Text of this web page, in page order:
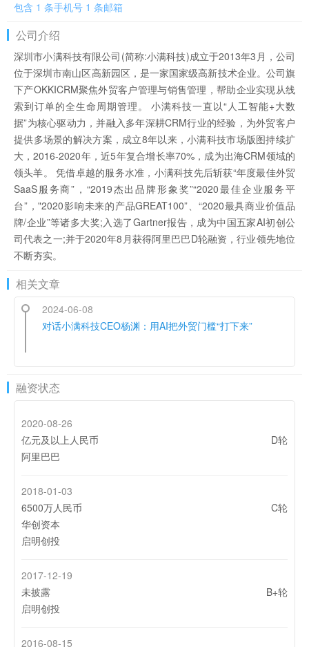
包含 1 条手机号 1 条邮箱
公司介绍
深圳市小满科技有限公司(简称:小满科技)成立于2013年3月，公司
位于深圳市南山区高新园区，是一家国家级高新技术企业。公司旗
下产OKKICRM聚焦外贸客户管理与销售管理，帮助企业实现从线
索到订单的全生命周期管理。 小满科技一直以“人工智能+大数
据”为核心驱动力，并融入多年深耕CRM行业的经验，为外贸客户
提供多场景的解决方案，成立8年以来，小满科技市场版图持续扩
大，2016-2020年，近5年复合增长率70%，成为出海CRM领域的
领头羊。 凭借卓越的服务水准，小满科技先后斩获“年度最佳外贸
SaaS服务商”，“2019杰出品牌形象奖”“2020最佳企业服务平
台”，"2020影响未来的产品GREAT100”、“2020最具商业价值品
牌/企业”等诸多大奖;入选了Gartner报告，成为中国五家AI初创公
司代表之一;并于2020年8月获得阿里巴巴D轮融资，行业领先地位
不断夯实。
相关文章
2024-06-08
对话小满科技CEO杨渊：用AI把外贸门槛“打下来”
融资状态
2020-08-26
D轮
亿元及以上人民币
阿里巴巴
2018-01-03
C轮
6500万人民币
华创资本
启明创投
2017-12-19
B+轮
未披露
启明创投
2016-08-15